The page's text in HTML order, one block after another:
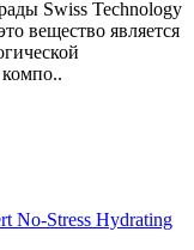
Swiss Technology
вещество является